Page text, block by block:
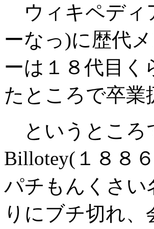
ウィキペディ
ーなっ)に歴代
ーは１８代目
たところで卒業
というところ
Billotey(１８８
パチもんくさい
りにブチ切れ